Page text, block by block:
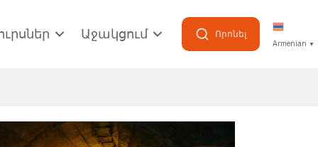
Աջակցում Որոնել
Armenian ▼